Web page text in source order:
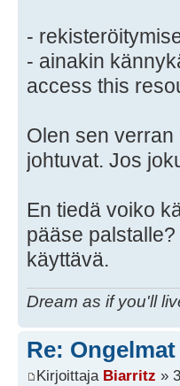
-
- ainakin
access this
Olen sen
johtuvat. Jos
En tiedä voiko
pääse
käyttävä.
Dream as if you'll
Re: Ongelmat
Kirjoittaja Biarritz »